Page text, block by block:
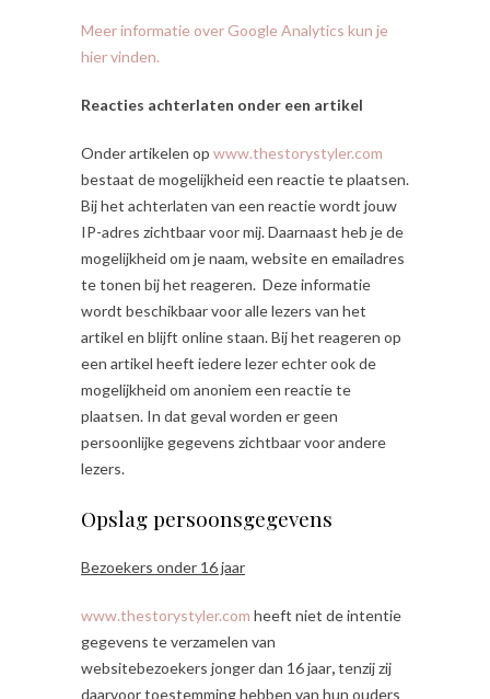
Meer informatie over Google Analytics kun je
hier vinden.
Reacties achterlaten onder een artikel
Onder artikelen op www.thestorystyler.com
bestaat de mogelijkheid een reactie te plaatsen.
Bij het achterlaten van een reactie wordt jouw
IP-adres zichtbaar voor mij. Daarnaast heb je de
mogelijkheid om je naam, website en emailadres
te tonen bij het reageren. Deze informatie
wordt beschikbaar voor alle lezers van het
artikel en blijft online staan. Bij het reageren op
een artikel heeft iedere lezer echter ook de
mogelijkheid om anoniem een reactie te
plaatsen. In dat geval worden er geen
persoonlijke gegevens zichtbaar voor andere
lezers.
Opslag persoonsgegevens
Bezoekers onder 16 jaar
www.thestorystyler.com heeft niet de intentie
gegevens te verzamelen van
websitebezoekers jonger dan 16 jaar,tenzij zij
daarvoor toestemming hebben van hun ouders